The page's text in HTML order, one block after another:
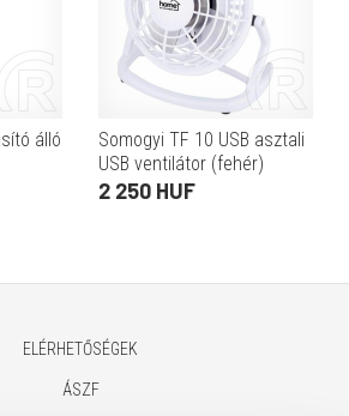
álló
Somogyi TF 10 USB asztali
USB ventilátor (fehér)
2 250 HUF
ELÉRHETŐSÉGEK
ÁSZF